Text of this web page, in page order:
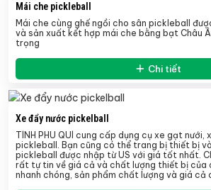
Mái che pickleball
Mái che cùng ghế ngồi cho sân pickleball
và sản xuất kết hợp mái che bằng bạt Châu
trọng
Chi tiết
Xe đẩy nước pickelball
TÍNH PHÚ QUÍ cung cấp dụng cụ xe gạt nưới,
pickleball. Bạn cũng có thể trang bị thiết bị
pickleball được nhập từ US với giá tốt nhất.
rất tự tin về giá cả và chất lượng thiết bị của
nhanh chóng, sản phẩm chất lượng và giá cả